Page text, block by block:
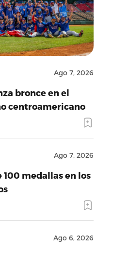
Ago 7, 2026
bronce en el
centroamericano
Ago 7, 2026
100 medallas en los
Ago 6, 2026